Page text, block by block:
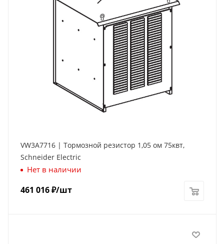
VW3A7716 | Тормозной резистор 1,05 ом 75квт,
Schneider Electric
Нет в наличии
461 016₽/шт